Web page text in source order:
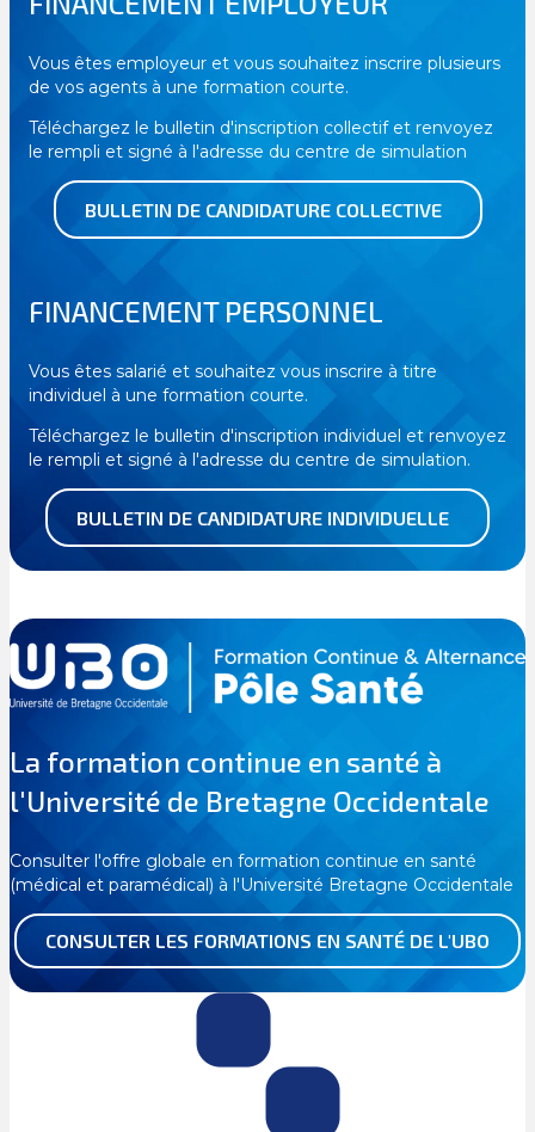
Vous êtes employeur et vous souhaitez inscrire plusieurs
de vos agents à une formation courte.
Téléchargez le bulletin d'inscription collectif et renvoyez
le rempli et signé à l'adresse du centre de simulation
BULLETIN DE CANDIDATURE COLLECTIVE
FINANCEMENT PERSONNEL
Vous êtes salarié et souhaitez vous inscrire à titre
individuel à une formation courte.
Téléchargez le bulletin d'inscription individuel et renvoyez
le rempli et signé à l'adresse du centre de simulation.
BULLETIN DE CANDIDATURE INDIVIDUELLE
La formation continue en santé à
l'Université de Bretagne Occidentale
Consulter l'offre globale en formation continue en santé
(médical et paramédical) à l'Université Bretagne Occidentale
CONSULTER LES FORMATIONS EN SANTÉ DE L'UBO